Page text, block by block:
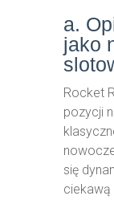
a.
jako
Rocket
pozycji
się
ciekawą